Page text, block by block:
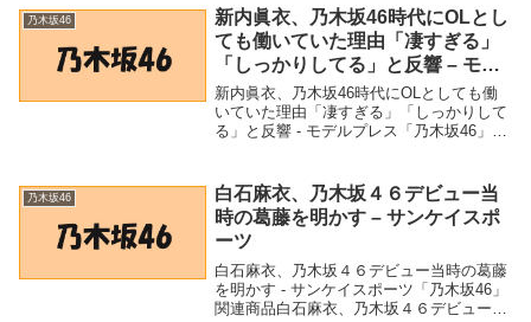
ズレッド』2月10日正式リリー...
乃木坂46
新内眞衣、乃木坂46時代にOLとし
ても働いていた理由「凄すぎる」
「しっかりしてる」と反響 – モデ
ルプレス
新内眞衣、乃木坂46時代にOLとしても働
いていた理由「凄すぎる」「しっかりして
る」と反響 - モデルプレス「乃木坂46」関
りしてる」と反響 - モデルプレス 新内...
乃木坂46
白石麻衣、乃木坂４６デビュー当
時の葛藤を明かす – サンケイスポ
ーツ
白石麻衣、乃木坂４６デビュー当時の葛藤
を明かす - サンケイスポーツ「乃木坂46」
関連商品白石麻衣、乃木坂４６デビュー当